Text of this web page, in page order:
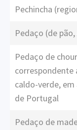
Pechincha
Pedaço (de
Pedaço de
correspondente
caldo-verde,
de Portugal
Pedaço de